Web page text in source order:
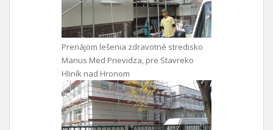
Prenájom lešenia zdravotné stredisko
Manus Med Prievidza, pre Stavreko
Hliník nad Hronom